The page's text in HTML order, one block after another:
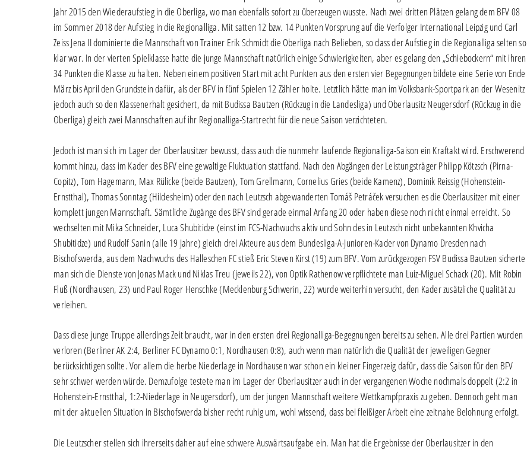
Jahr 2015 den Wiederaufstieg in die Oberliga, wo man ebenfalls sofort zu überzeugen wusste. Nach zwei dritten Plätzen gelang dem BFV 08
im Sommer 2018 der Aufstieg in die Regionalliga. Mit satten 12 bzw. 14 Punkten Vorsprung auf die Verfolger International Leipzig und Carl
Zeiss Jena II dominierte die Mannschaft von Trainer Erik Schmidt die Oberliga nach Belieben, so dass der Aufstieg in die Regionalliga selten so
klar war. In der vierten Spielklasse hatte die junge Mannschaft natürlich einige Schwierigkeiten, aber es gelang den „Schiebockern“ mit ihren
34 Punkten die Klasse zu halten. Neben einem positiven Start mit acht Punkten aus den ersten vier Begegnungen bildete eine Serie von Ende
März bis April den Grundstein dafür, als der BFV in fünf Spielen 12 Zähler holte. Letztlich hätte man im Volksbank-Sportpark an der Wesenitz
jedoch auch so den Klassenerhalt gesichert, da mit Budissa Bautzen (Rückzug in die Landesliga) und Oberlausitz Neugersdorf (Rückzug in die
Oberliga) gleich zwei Mannschaften auf ihr Regionalliga-Startrecht für die neue Saison verzichteten.
Jedoch ist man sich im Lager der Oberlausitzer bewusst, dass auch die nunmehr laufende Regionalliga-Saison ein Kraftakt wird. Erschwerend
kommt hinzu, dass im Kader des BFV eine gewaltige Fluktuation stattfand. Nach den Abgängen der Leistungsträger Philipp Kötzsch (Pirna-
Copitz), Tom Hagemann, Max Rülicke (beide Bautzen), Tom Grellmann, Cornelius Gries (beide Kamenz), Dominik Reissig (Hohenstein-
Ernstthal), Thomas Sonntag (Hildesheim) oder den nach Leutzsch abgewanderten Tomáš Petráček versuchen es die Oberlausitzer mit einer
komplett jungen Mannschaft. Sämtliche Zugänge des BFV sind gerade einmal Anfang 20 oder haben diese noch nicht einmal erreicht. So
wechselten mit Mika Schneider, Luca Shubitidze (einst im FCS-Nachwuchs aktiv und Sohn des in Leutzsch nicht unbekannten Khvicha
Shubitidze) und Rudolf Sanin (alle 19 Jahre) gleich drei Akteure aus dem Bundesliga-A-Junioren-Kader von Dynamo Dresden nach
Bischofswerda, aus dem Nachwuchs des Halleschen FC stieß Eric Steven Kirst (19) zum BFV. Vom zurückgezogen FSV Budissa Bautzen sicherte
man sich die Dienste von Jonas Mack und Niklas Treu (jeweils 22), von Optik Rathenow verpflichtete man Luiz-Miguel Schack (20). Mit Robin
Fluß (Nordhausen, 23) und Paul Roger Henschke (Mecklenburg Schwerin, 22) wurde weiterhin versucht, den Kader zusätzliche Qualität zu
verleihen.
Dass diese junge Truppe allerdings Zeit braucht, war in den ersten drei Regionalliga-Begegnungen bereits zu sehen. Alle drei Partien wurden
verloren (Berliner AK 2:4, Berliner FC Dynamo 0:1, Nordhausen 0:8), auch wenn man natürlich die Qualität der jeweiligen Gegner
berücksichtigen sollte. Vor allem die herbe Niederlage in Nordhausen war schon ein kleiner Fingerzeig dafür, dass die Saison für den BFV
sehr schwer werden würde. Demzufolge testete man im Lager der Oberlausitzer auch in der vergangenen Woche nochmals doppelt (2:2 in
Hohenstein-Ernstthal, 1:2-Niederlage in Neugersdorf), um der jungen Mannschaft weitere Wettkampfpraxis zu geben. Dennoch geht man
mit der aktuellen Situation in Bischofswerda bisher recht ruhig um, wohl wissend, dass bei fleißiger Arbeit eine zeitnahe Belohnung erfolgt.
Die Leutzscher stellen sich ihrerseits daher auf eine schwere Auswärtsaufgabe ein. Man hat die Ergebnisse der Oberlausitzer in den